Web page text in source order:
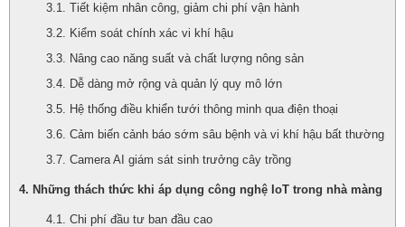
Tiết kiệm nhân công, giảm chi phí vận hành
Kiểm soát chính xác vi khí hậu
Nâng cao năng suất và chất lượng nông sản
Dễ dàng mở rộng và quản lý quy mô lớn
Hệ thống điều khiển tưới thông minh qua điện thoại
Cảm biến cảnh báo sớm sâu bệnh và vi khí hậu bất thường
Camera AI giám sát sinh trưởng cây trồng
Những thách thức khi áp dụng công nghệ IoT trong nhà màng
Chi phí đầu tư ban đầu cao